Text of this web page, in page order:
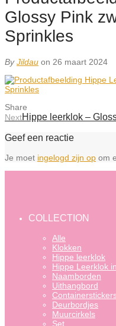
Glossy Pink
Sprinkles
ByJildau on 26 maart 2024
Share
NextHippe leerklok –
Geef een reactie
Je moet ingelogd zijn op om
COLLECTION
Alle
Klokken
Hippe leerklok
Hippe Leerklok
Naamborden
Uithangbord
Deurbordjes
Muurcirkels
Set